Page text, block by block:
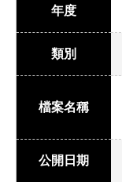
年度
類別
檔案名稱
公開日期